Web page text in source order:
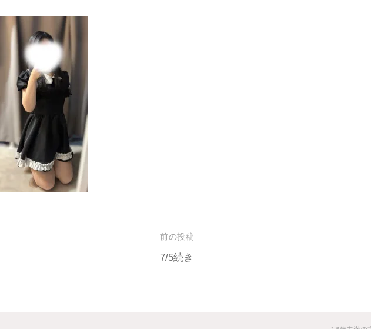
前の投稿
7/5続き